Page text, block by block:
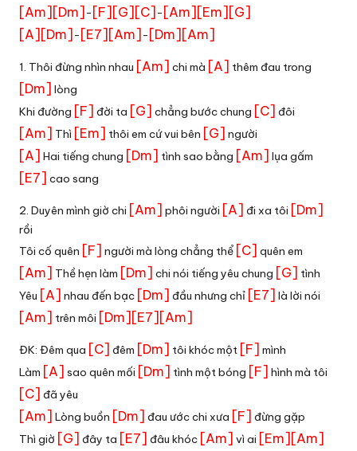
[Am] [Dm] - [F] [G] [C] - [Am] [Em] [G]
[A] [Dm] - [E7] [Am] - [Dm] [Am]
1. Thôi đừng nhìn nhau [Am] chi mà [A] thêm đau trong
[Dm] lòng
Khi đường [F] đời ta [G] chẳng bước chung [C] đôi
[Am] Thì [Em] thôi em cứ vui bên [G] người
[A] Hai tiếng chung [Dm] tình sao bằng [Am] lụa gấm
[E7] cao sang
2. Duyên mình giờ chi [Am] phôi người [A] đi xa tôi [Dm]
rồi
Tôi cố quên [F] người mà lòng chẳng thể [C] quên em
[Am] Thề hẹn làm [Dm] chi nói tiếng yêu chung [G] tình
Yêu [A] nhau đến bạc [Dm] đầu nhưng chỉ [E7] là lời nói
[Am] trên môi [Dm] [E7] [Am]
ĐK: Đêm qua [C] đêm [Dm] tôi khóc một [F] mình
Làm [A] sao quên mối [Dm] tình một bóng [F] hình mà tôi
[C] đã yêu
[Am] Lòng buồn [Dm] đau ước chi xưa [F] đừng gặp
Thì giờ [G] đây ta [E7] đâu khóc [Am] vì ai [Em] [Am]